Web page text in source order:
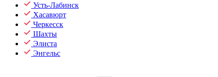
Усть-Лабинск
Хасавюрт
Черкесск
Шахты
Элиста
Энгельс